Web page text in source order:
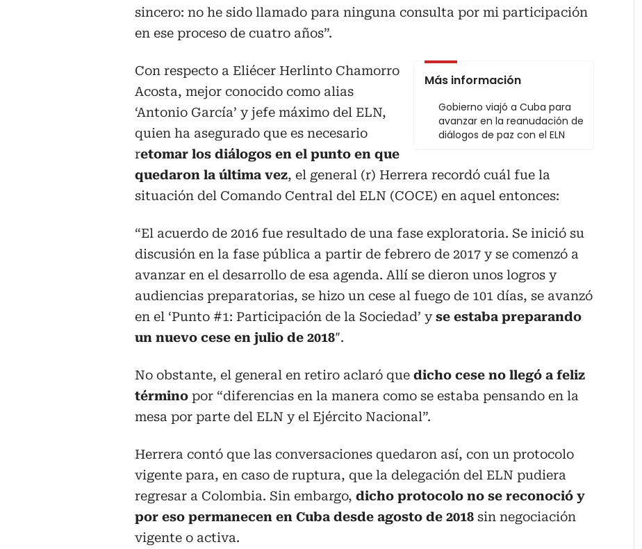
sincero: no he sido llamado para ninguna consulta por mi participación
en ese proceso de cuatro años”.
Más información
Gobierno viajó a Cuba para
avanzar en la reanudación de
diálogos de paz con el ELN
Con respecto a Eliécer Herlinto Chamorro
Acosta, mejor conocido como alias
‘Antonio García’ y jefe máximo del ELN,
quien ha asegurado que es necesario
retomar los diálogos en el punto en que
quedaron la última vez, el general (r) Herrera recordó cuál fue la
situación del Comando Central del ELN (COCE) en aquel entonces:
“El acuerdo de 2016 fue resultado de una fase exploratoria. Se inició su
discusión en la fase pública a partir de febrero de 2017 y se comenzó a
avanzar en el desarrollo de esa agenda. Allí se dieron unos logros y
audiencias preparatorias, se hizo un cese al fuego de 101 días, se avanzó
en el ‘Punto #1: Participación de la Sociedad’ yse estaba preparando
un nuevo cese en julio de 2018″.
No obstante, el general en retiro aclaró que dicho cese no llegó a feliz
término por “diferencias en la manera como se estaba pensando en la
mesa por parte del ELN y el Ejército Nacional”.
Herrera contó que las conversaciones quedaron así, con un protocolo
vigente para, en caso de ruptura, que la delegación del ELN pudiera
regresar a Colombia. Sin embargo, dicho protocolo no se reconoció y
por eso permanecen en Cuba desde agosto de 2018 sin negociación
vigente o activa.